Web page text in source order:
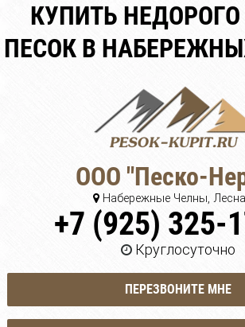
КУПИТЬ
ПЕСОК В
ООО "Песко-
Набережные Челны,
+7 (925) 325-
Круглосуточно
ПЕРЕЗВОНИТЕ МНЕ